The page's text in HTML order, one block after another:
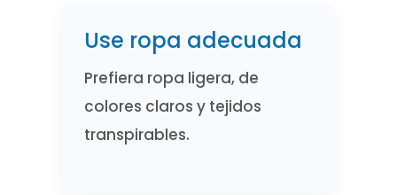
Use ropa adecuada
Prefiera ropa ligera, de
colores claros y tejidos
transpirables.